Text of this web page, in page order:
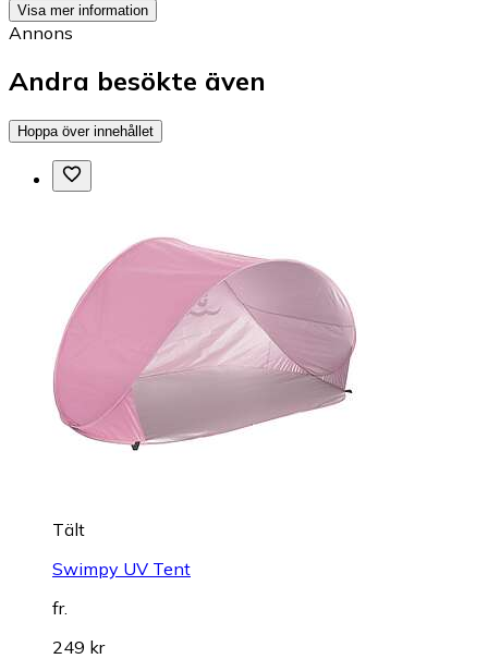
Visa mer information
Annons
Andra besökte även
Hoppa över innehållet
Tält
Swimpy UV Tent
fr.
249 kr